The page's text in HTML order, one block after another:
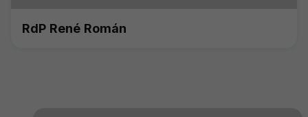
RdP René Román